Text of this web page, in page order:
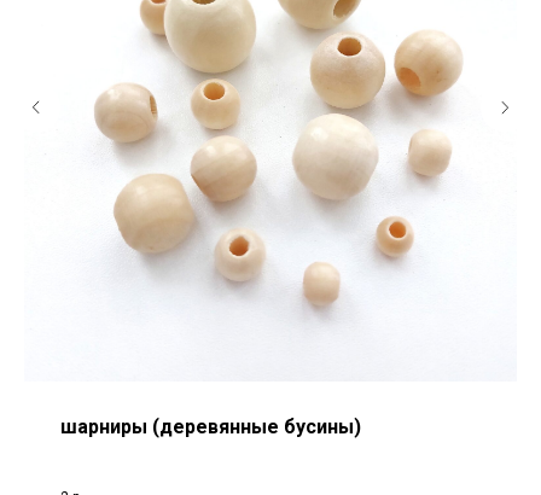
шарниры (деревянные бусины)